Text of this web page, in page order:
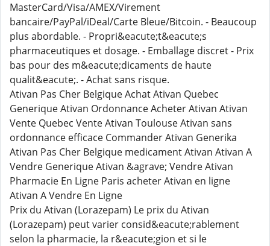
MasterCard/Visa/AMEX/Virement
bancaire/PayPal/iDeal/Carte Bleue/Bitcoin. - Beaucoup
plus abordable. - Propri&eacute;t&eacute;s
pharmaceutiques et dosage. - Emballage discret - Prix
bas pour des m&eacute;dicaments de haute
qualit&eacute;. - Achat sans risque.
Ativan Pas Cher Belgique Achat Ativan Quebec
Generique Ativan Ordonnance Acheter Ativan Ativan
Vente Quebec Vente Ativan Toulouse Ativan sans
ordonnance efficace Commander Ativan Generika
Ativan Pas Cher Belgique medicament Ativan Ativan A
Vendre Generique Ativan &agrave; Vendre Ativan
Pharmacie En Ligne Paris acheter Ativan en ligne
Ativan A Vendre En Ligne
Prix du Ativan (Lorazepam) Le prix du Ativan
(Lorazepam) peut varier consid&eacute;rablement
selon la pharmacie, la r&eacute;gion et si le